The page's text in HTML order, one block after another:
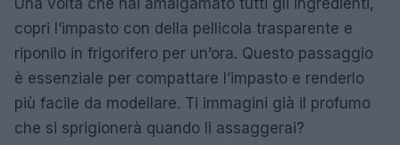
copri l’impasto con della pellicola trasparente e
riponilo in frigorifero per un’ora. Questo passaggio
è essenziale per compattare l’impasto e renderlo
più facile da modellare. Ti immagini già il profumo
che si sprigionerà quando li assaggerai?